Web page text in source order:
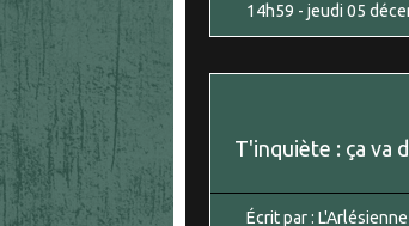
14h59 - jeudi 05
T'inquiète : ça va
Écrit par : L'Arlésienne